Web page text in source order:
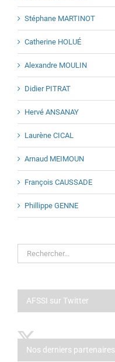
Stéphane MARTINOT
Catherine HOLUÉ
Alexandre MOULIN
Didier PITRAT
Hervé ANSANAY
Laurène CICAL
Arnaud MEIMOUN
François CAUSSADE
Phillippe GENNE
Rechercher:
AFSSI sur Twitter
Nos derniers partenaires